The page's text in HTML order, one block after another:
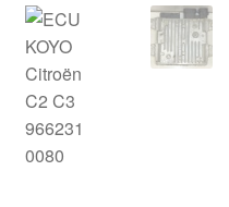
Правила и условия
Процедура за рекламации
Разгледайте